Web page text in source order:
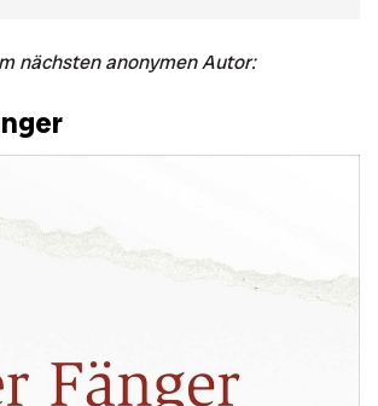
nächsten anonymen Autor: